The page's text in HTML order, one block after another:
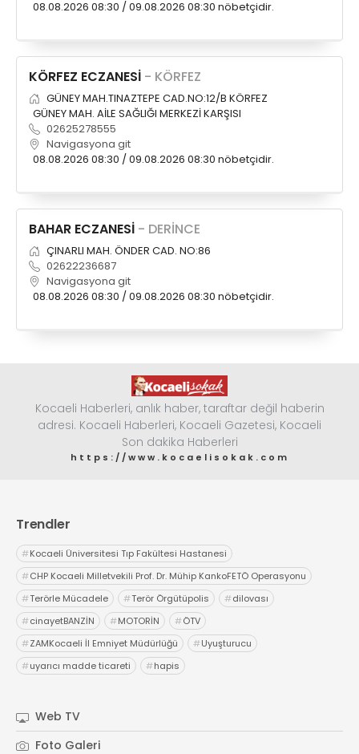
08.08.2026 08:30 / 09.08.2026 08:30 nöbetçidir.
KÖRFEZ ECZANESİ - KÖRFEZ
GÜNEY MAH.TINAZTEPE CAD.NO:12/B KÖRFEZ
GÜNEY MAH. AİLE SAĞLIĞI MERKEZİ KARŞISI
02625278555
Navigasyona git
08.08.2026 08:30 / 09.08.2026 08:30 nöbetçidir.
BAHAR ECZANESİ - DERİNCE
ÇINARLI MAH. ÖNDER CAD. NO:86
02622236687
Navigasyona git
08.08.2026 08:30 / 09.08.2026 08:30 nöbetçidir.
Kocaeli Haberleri, anlık haber, taraftar değil haberin
adresi. Kocaeli Haberleri, Kocaeli Gazetesi, Kocaeli
Son dakika Haberleri
https://www.kocaelisokak.com
Trendler
#Kocaeli Üniversitesi Tıp Fakültesi Hastanesi
#CHP Kocaeli Milletvekili Prof. Dr. Mühip KankoFETÖ Operasyonu
#Terörle Mücadele #Terör Örgütüpolis #dilovası
#cinayetBANZİN #MOTORİN #ÖTV
#ZAMKocaeli İl Emniyet Müdürlüğü #Uyuşturucu
#uyarıcı madde ticareti #hapis
Web TV
Foto Galeri